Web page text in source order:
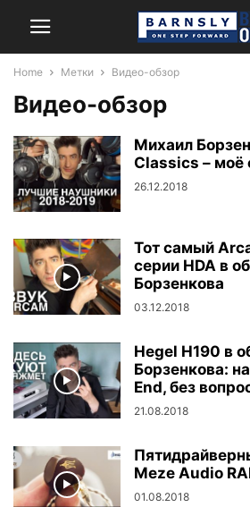
Home Метки Видео-обзор
Видео-обзор
Михаил
Classics – моё
26.12.2018
Тот самый
серии HDA в
Борзенкова
03.12.2018
Hegel H190 в
Борзенкова:
End, без
21.08.2018
Meze Audio
01.08.2018